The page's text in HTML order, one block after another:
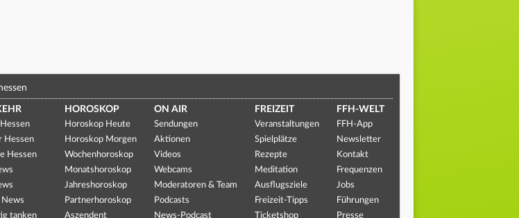
Hessen
Hessen
tanken
HOROSKOP
Horoskop Heute
Horoskop Morgen
Wochenhoroskop
Monatshoroskop
Jahreshoroskop
Partnerhoroskop
Aszendent
ON AIR
Sendungen
Aktionen
Videos
Webcams
Moderatoren & Team
Podcasts
News-Podcast
FREIZEIT
Veranstaltungen
Spielplätze
Rezepte
Meditation
Ausflugsziele
Freizeit-Tipps
Ticketshop
FFH-WELT
FFH-App
Newsletter
Kontakt
Frequenzen
Jobs
Führungen
Presse